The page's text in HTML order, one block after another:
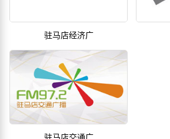
驻马店经济广
驻马店交通广